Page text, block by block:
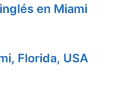
en Miami
Florida, USA